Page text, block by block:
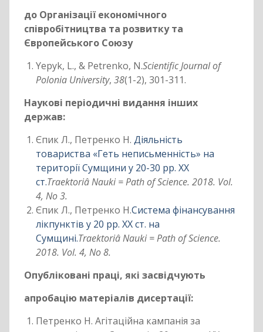
до Організації економічного
співробітництва та розвитку та
Європейського Союзу
Yepyk, L., & Petrenko, N.Scientific Journal of
Polonia University, 38(1-2), 301-311.
Наукові періодичні видання інших
держав:
Єпик Л., Петренко Н. Діяльність
товариства «Геть неписьменність» на
території Сумщини у 20-30 рр. ХХ
ст.Traektoriâ Nauki = Path of Science. 2018. Vol.
4, No 3.
Єпик Л., Петренко Н.Система фінансування
лікпунктів у 20 рр. ХХ ст. на
Сумщині.Traektoriâ Nauki = Path of Science.
2018. Vol. 4, No 8.
Опубліковані праці, які засвідчують
апробацію матеріалів дисертації:
Петренко Н. Агітаційна кампанія за